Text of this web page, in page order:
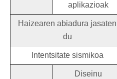
aplikazioak
Haizearen abiadura jasaten
du
Intentsitate sismikoa
Diseinu